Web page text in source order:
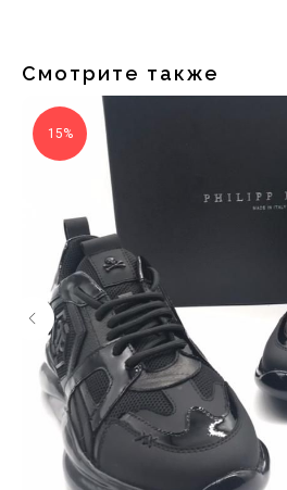
Смотрите также
15%
Доставка с примеркой
Наши примущества